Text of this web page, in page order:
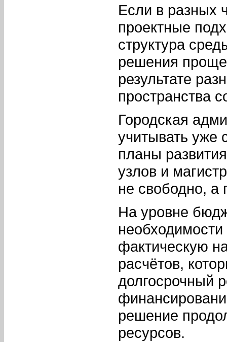
Если в разных
проектные
структура
решения проще
результате
пространства
Городская
учитывать уже
планы
узлов и
не свободно, а
На уровне
фактическую
расчётов,
долгосрочный
решение
ресурсов.